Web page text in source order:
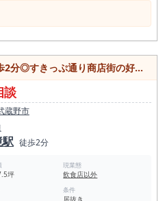
っぷ通り商店街の好立地 エステサロン向き
談
蔵野市
駅 徒歩2分
坪
現業態
飲食店以外
条件
居抜き